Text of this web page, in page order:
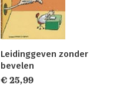
Leidinggeven zonder
bevelen
€ 25,99